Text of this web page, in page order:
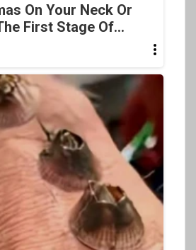
On Your Neck Or
First Stage Of...